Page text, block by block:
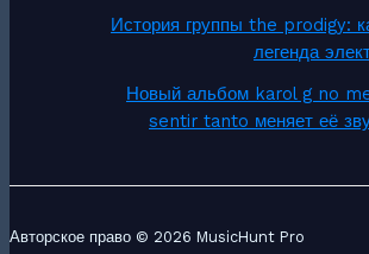
История группы the prodigy:
легенда
Новый альбом karol g no
sentir tanto меняет её
Авторское право © 2026 MusicHunt Pro